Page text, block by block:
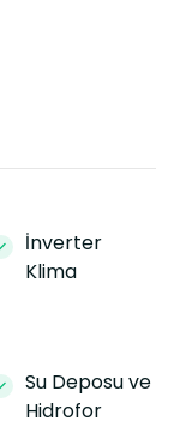
İnverter
Klima
Su Deposu ve
Hidrofor